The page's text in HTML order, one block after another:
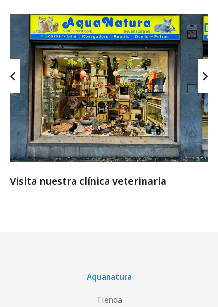
Visita nuestra clínica veterinaria
Aquanatura
Tienda